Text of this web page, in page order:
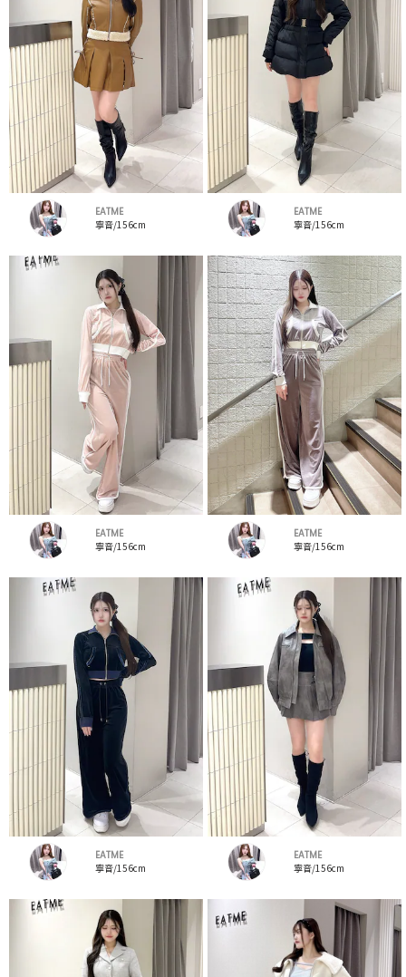
EATME
寧音/156cm
EATME
寧音/156cm
EATME
寧音/156cm
EATME
寧音/156cm
EATME
寧音/156cm
EATME
寧音/156cm